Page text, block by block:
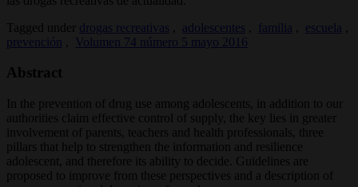
Tagged under
drogas recreativas adolescentes familia escuela
prevención
Volumen 74 número 5 mayo 2016
Abstract
In the prevention of drug use among adolescents, in addition to our
authorities claim effective control of supply, the key lies in greater
involvement of parents, teachers and health professionals, three
pillars that help to strengthen the information and resilience
adolescent, and therefore its ability to decide. Guidelines are
proposed to improve from these perspectives and a description of